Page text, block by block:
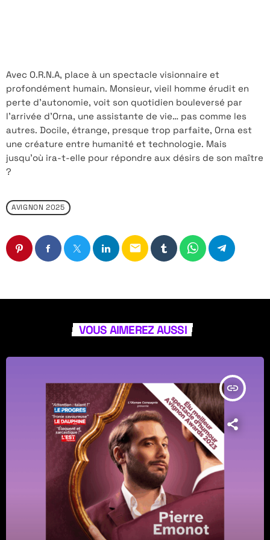
Avec O.R.N.A, place à un spectacle visionnaire et
profondément humain. Monsieur, vieil homme érudit en
perte d’autonomie, voit son quotidien bouleversé par
l’arrivée d’Orna, une assistante de vie… pas comme les
autres. Docile, étrange, presque trop parfaite, Orna est
une créature entre humanité et technologie. Mais
jusqu’où ira-t-elle pour répondre aux désirs de son maître
?
AVIGNON 2025
email
VOUS AIMEREZ AUSSI
insert_link